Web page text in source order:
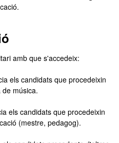
amb que s'accedeix:
els candidats que procedeixin
música.
els candidats que procedeixin
(mestre, pedagog).